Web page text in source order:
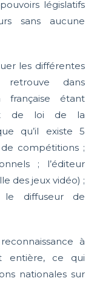
législatifs
sans aucune
les différentes
retrouve dans
française étant
de loi de la
qu’il existe 5
de compétitions ;
; l’éditeur
des jeux vidéo) ;
diffuseur de
à
entière, ce qui
nationales sur